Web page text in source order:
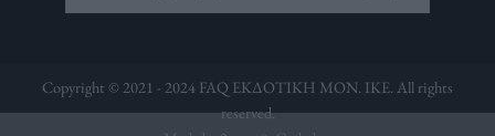
Copyright © 2021 - 2024 FAQ ΕΚΔΟΤΙΚΗ ΜΟΝ. ΙΚΕ. All rights
reserved.